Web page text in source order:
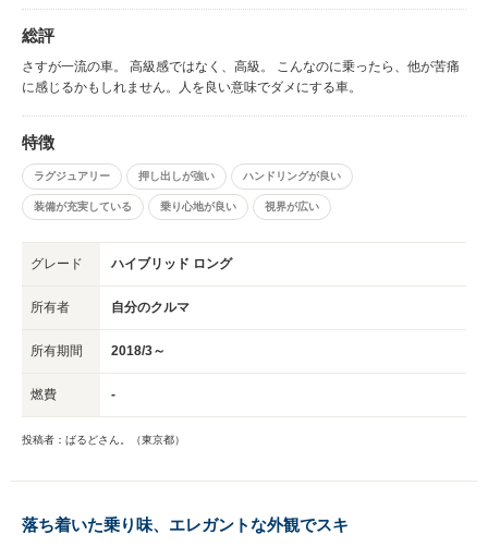
人の車だー。と思ったら、自分のだった。真っ黒は良くない。
総評
さすが一流の車。 高級感ではなく、高級。 こんなのに乗ったら、他が苦痛
に感じるかもしれません。人を良い意味でダメにする車。
特徴
ラグジュアリー 押し出しが強い ハンドリングが良い
装備が充実している 乗り心地が良い 視界が広い
グレード ハイブリッド ロング
所有者 自分のクルマ
所有期間 2018/3～
燃費 -
投稿者：ばるどさん。（東京都）
落ち着いた乗り味、エレガントな外観でスキ